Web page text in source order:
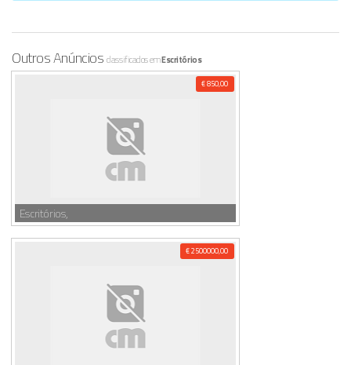
Outros Anúncios classificados emEscritórios
€ 850,00
Escritórios,
€ 2500000,00